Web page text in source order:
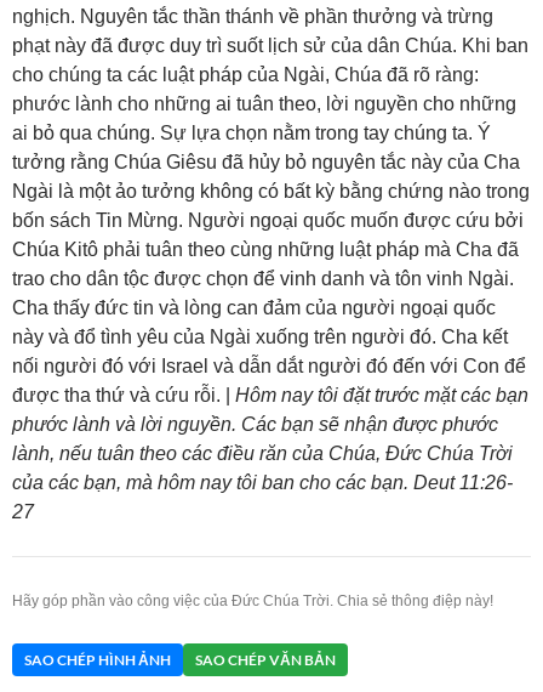
nghịch. Nguyên tắc thần thánh về phần thưởng và trừng
phạt này đã được duy trì suốt lịch sử của dân Chúa. Khi ban
cho chúng ta các luật pháp của Ngài, Chúa đã rõ ràng:
phước lành cho những ai tuân theo, lời nguyền cho những
ai bỏ qua chúng. Sự lựa chọn nằm trong tay chúng ta. Ý
tưởng rằng Chúa Giêsu đã hủy bỏ nguyên tắc này của Cha
Ngài là một ảo tưởng không có bất kỳ bằng chứng nào trong
bốn sách Tin Mừng. Người ngoại quốc muốn được cứu bởi
Chúa Kitô phải tuân theo cùng những luật pháp mà Cha đã
trao cho dân tộc được chọn để vinh danh và tôn vinh Ngài.
Cha thấy đức tin và lòng can đảm của người ngoại quốc
này và đổ tình yêu của Ngài xuống trên người đó. Cha kết
nối người đó với Israel và dẫn dắt người đó đến với Con để
được tha thứ và cứu rỗi. | Hôm nay tôi đặt trước mặt các bạn
phước lành và lời nguyền. Các bạn sẽ nhận được phước
lành, nếu tuân theo các điều răn của Chúa, Đức Chúa Trời
của các bạn, mà hôm nay tôi ban cho các bạn. Deut 11:26-
27
Hãy góp phần vào công việc của Đức Chúa Trời. Chia sẻ thông điệp này!
SAO CHÉP HÌNH ẢNH SAO CHÉP VĂN BẢN